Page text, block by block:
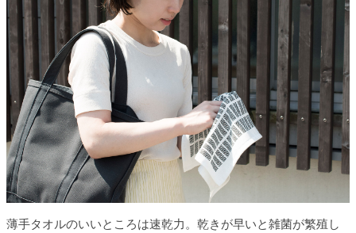
薄手タオルのいいところは速乾力。乾きが早いと雑菌が繁殖し